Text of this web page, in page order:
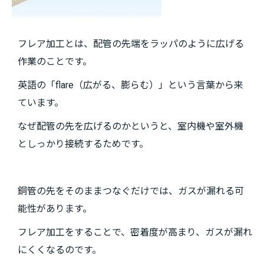
フレア加工とは、配管の先端をラッパのように広げる
作業のことです。
英語の「flare（広がる、膨らむ）」という言葉から来
ています。
なぜ配管の先を広げるのかというと、室内機や室外機
としっかり接続するためです。
銅管の先をそのままつなぐだけでは、ガスが漏れる可
能性があります。
フレア加工をすることで、密着度が高まり、ガスが漏れ
にくくなるのです。